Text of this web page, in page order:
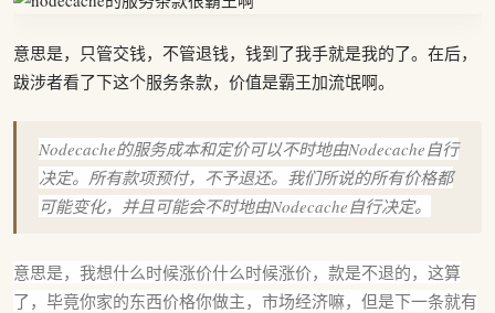
意思是，只管交钱，不管退钱，钱到了我手就是我的了。在后，
跋涉者看了下这个服务条款，价值是霸王加流氓啊。
Nodecache的服务成本和定价可以不时地由Nodecache自行
决定。所有款项预付，不予退还。我们所说的所有价格都
可能变化，并且可能会不时地由Nodecache自行决定。
意思是，我想什么时候涨价什么时候涨价，款是不退的，这算
了，毕竟你家的东西价格你做主，市场经济嘛，但是下一条就有